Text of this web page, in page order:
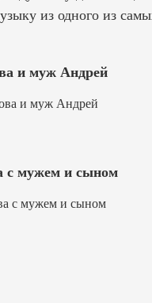
из одного из
и муж Андрей
с мужем и сыном